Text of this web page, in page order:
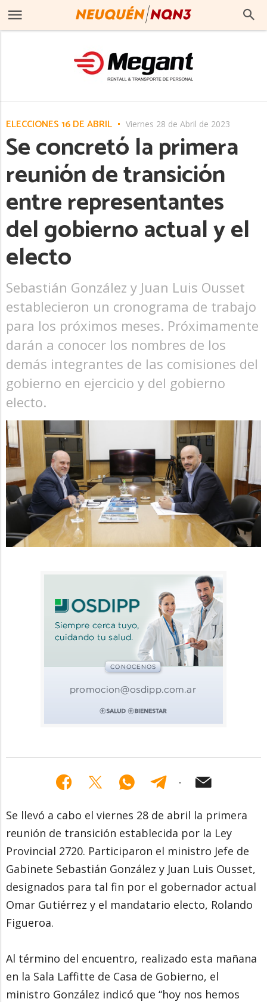
ELECCIONES 16 DE ABRIL Viernes 28 de Abril de 2023
Se concretó la primera
reunión de transición
entre representantes
del gobierno actual y el
electo
Sebastián González y Juan Luis Ousset
establecieron un cronograma de trabajo
para los próximos meses. Próximamente
darán a conocer los nombres de los
demás integrantes de las comisiones del
gobierno en ejercicio y del gobierno
electo.
Se llevó a cabo el viernes 28 de abril la primera
reunión de transición establecida por la Ley
Provincial 2720. Participaron el ministro Jefe de
Gabinete Sebastián González y Juan Luis Ousset,
designados para tal fin por el gobernador actual
Omar Gutiérrez y el mandatario electo, Rolando
Figueroa.
Al término del encuentro, realizado esta mañana
en la Sala Laffitte de Casa de Gobierno, el
ministro González indicó que “hoy nos hemos